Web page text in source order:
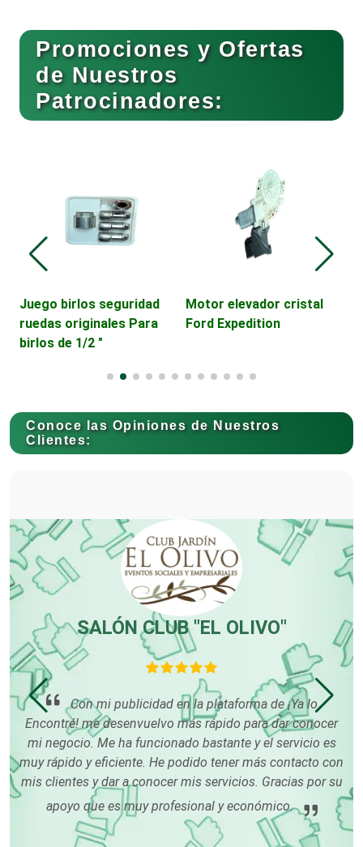
Buceo
Cafeterías
Cámaras de Comercio
Cancelería de Aluminio
Carpinterías
Centros Comerciales
Centros de Espectáculos
Centros de Nutrición
Centros Turísticos
Cerrajerías
Promociones y Ofertas
de Nuestros
Patrocinadores:
Juego birlos seguridad
ruedas originales Para
birlos de 1/2 "
Motor elevador cristal
Ford Expedition
Conoce las Opiniones de Nuestros
Clientes:
SALÓN CLUB "EL OLIVO"
Con mi publicidad en la plataforma de ¡Ya lo
Encontré! me desenvuelvo más rápido para dar conocer
mi negocio. Me ha funcionado bastante y el servicio es
muy rápido y eficiente. He podido tener más contacto con
mis clientes y dar a conocer mis servicios. Gracias por su
apoyo que es muy profesional y económico.